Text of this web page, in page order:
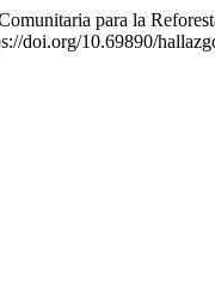
para la
doi.org/10.69890/